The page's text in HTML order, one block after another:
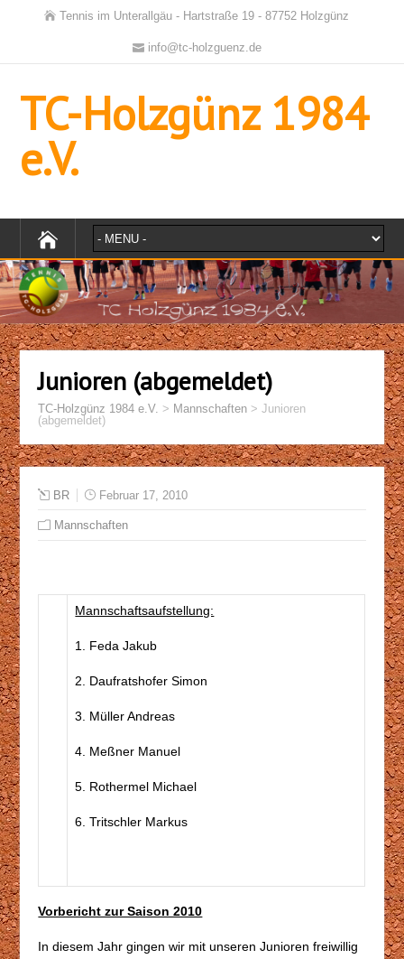
Tennis im Unterallgäu - Hartstraße 19 - 87752 Holzgünz
info@tc-holzguenz.de
TC-Holzgünz 1984
e.V.
Junioren (abgemeldet)
TC-Holzgünz 1984 e.V. > Mannschaften >Junioren
(abgemeldet)
BR Februar 17, 2010
Mannschaften
Mannschaftsaufstellung:
1. Feda Jakub
2. Daufratshofer Simon
3. Müller Andreas
4. Meßner Manuel
5. Rothermel Michael
6. Tritschler Markus
Vorbericht zur Saison 2010
In diesem Jahr gingen wir mit unseren Junioren freiwillig